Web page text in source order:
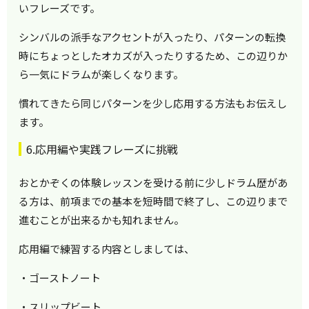
いフレーズです。
シンバルの派手なアクセントが入ったり、パターンの転換
時にちょっとしたオカズが入ったりするため、この辺りか
ら一気にドラムが楽しくなります。
慣れてきたら同じパターンを少し応用する方法もお伝えし
ます。
6.応用編や実践フレーズに挑戦
おとかぞくの体験レッスンを受ける前に少しドラム歴があ
る方は、前項までの基本を短時間で終了し、この辺りまで
進むことが出来るかも知れません。
応用編で練習する内容としましては、
・ゴーストノート